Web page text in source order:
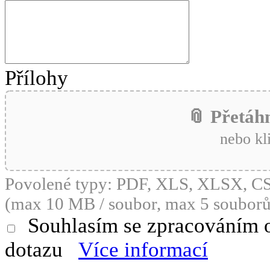
Přílohy
📎
nebo
Povolené typy: PDF, XLS, XLSX,
(max 10 MB / soubor, max 5
Souhlasím se
dotazu
Více informací